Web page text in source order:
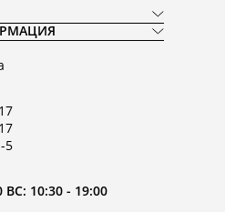
5
10:30 - 19:00